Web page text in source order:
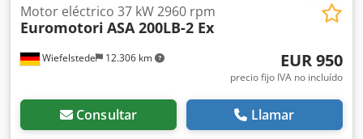
Wiefelstede 12.306 km
Motor eléctrico 37 kW 2960 rpm
Euromotori ASA 200LB-2 Ex
EUR 950
precio fijo IVA no incluído
Consultar Llamar